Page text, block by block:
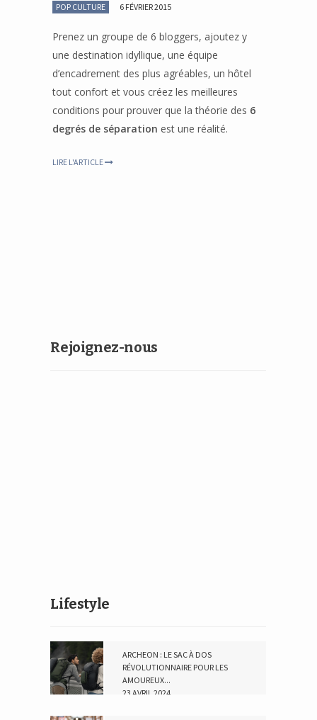
POP CULTURE 6 FÉVRIER 2015
Prenez un groupe de 6 bloggers, ajoutez y
une destination idyllique, une équipe
d’encadrement des plus agréables, un hôtel
tout confort et vous créez les meilleures
conditions pour prouver que la théorie des 6
degrés de séparation est une réalité.
LIRE L'ARTICLE
Rejoignez-nous
Lifestyle
ARCHEON : LE SAC À DOS
RÉVOLUTIONNAIRE POUR LES
AMOUREUX...
23 AVRIL 2024